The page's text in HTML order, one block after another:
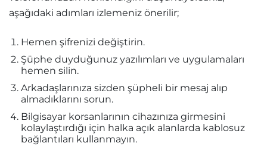
aşağıdaki adımları izlemeniz önerilir;
Hemen şifrenizi değiştirin.
Şüphe duyduğunuz yazılımları ve uygulamaları
hemen silin.
Arkadaşlarınıza sizden şüpheli bir mesaj alıp
almadıklarını sorun.
Bilgisayar korsanlarının cihazınıza girmesini
kolaylaştırdığı için halka açık alanlarda kablosuz
bağlantıları kullanmayın.